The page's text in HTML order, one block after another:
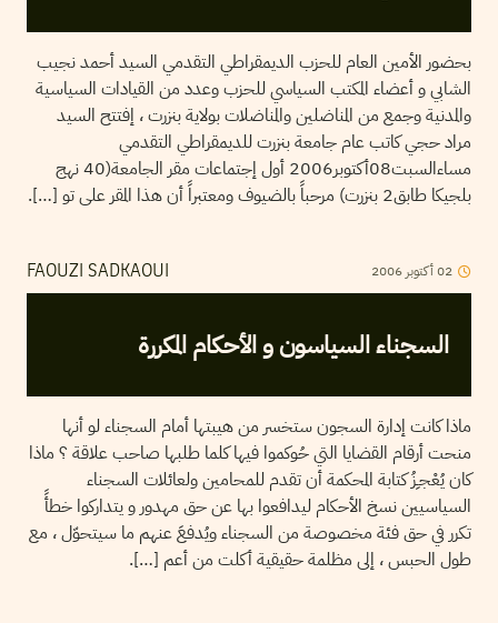
بحضور الأمين العام للحزب الديمقراطي التقدمي السيد أحمد نجيب
الشابي و أعضاء المكتب السياسي للحزب وعدد من القيادات السياسية
والمدنية وجمع من المناضلين والمناضلات بولاية بنزرت ، إفتتح السيد
مراد حجي كاتب عام جامعة بنزرت للديمقراطي التقدمي
مساءالسبت08أكتوبر2006 أول إجتماعات مقر الجامعة(40 نهج
بلجيكا طابق2 بنزرت) مرحباً بالضيوف ومعتبراً أن هذا المقر على تو […].
FAOUZI SADKAOUI 02أكتوبر 2006
السجناء السياسون و الأحكام المكررة
ماذا كانت إدارة السجون ستخسر من هيبتها أمام السجناء لو أنها
منحت أرقام القضايا التي حُوكموا فيها كلما طلبها صاحب علاقة ؟ ماذا
كان يُعْجـِزُ كتابة المحكمة أن تقدم للمحامين ولعائلات السجناء
السياسيين نسخ الأحكام ليدافعوا بها عن حق مهدور و يتداركوا خطأً
تكرر في حق فئة مخصوصة من السجناء ويُدفعَ عنهم ما سيتحوّل ، مع
طول الحبس ، إلى مظلمة حقيقية أكلت من أعم […].